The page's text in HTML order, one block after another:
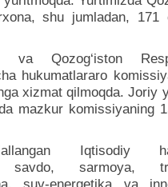
shu jumladan, 171
va Qozog‘iston
hukumatlararo
xizmat qilmoqda. Joriy
mazkur komissiyaning
Iqtisodiy
savdo, sarmoya,